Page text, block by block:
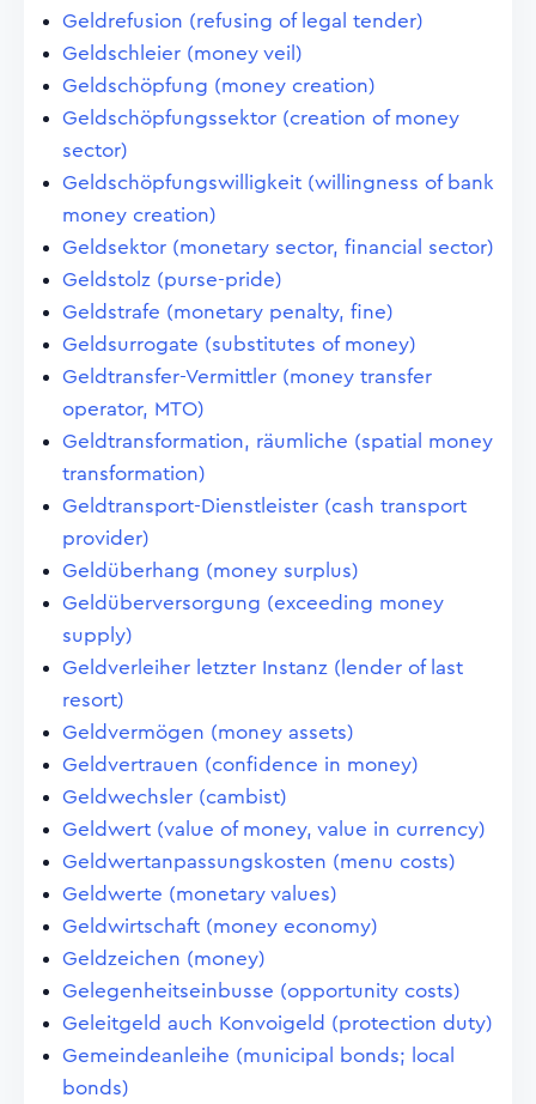
Geldrefusion (refusing of legal tender)
Geldschleier (money veil)
Geldschöpfung (money creation)
Geldschöpfungssektor (creation of money
sector)
Geldschöpfungswilligkeit (willingness of bank
money creation)
Geldsektor (monetary sector, financial sector)
Geldstolz (purse-pride)
Geldstrafe (monetary penalty, fine)
Geldsurrogate (substitutes of money)
Geldtransfer-Vermittler (money transfer
operator, MTO)
Geldtransformation, räumliche (spatial money
transformation)
Geldtransport-Dienstleister (cash transport
provider)
Geldüberhang (money surplus)
Geldüberversorgung (exceeding money
supply)
Geldverleiher letzter Instanz (lender of last
resort)
Geldvermögen (money assets)
Geldvertrauen (confidence in money)
Geldwechsler (cambist)
Geldwert (value of money, value in currency)
Geldwertanpassungskosten (menu costs)
Geldwerte (monetary values)
Geldwirtschaft (money economy)
Geldzeichen (money)
Gelegenheitseinbusse (opportunity costs)
Geleitgeld auch Konvoigeld (protection duty)
Gemeindeanleihe (municipal bonds; local
bonds)